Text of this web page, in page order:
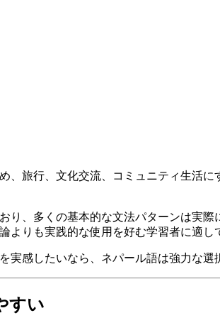
旅行、文化交流、コミュニティ生活
、多くの基本的な文法パターンは実
よりも実践的な使用を好む学習者に適し
実感したいなら、ネパール語は強力な選
すい